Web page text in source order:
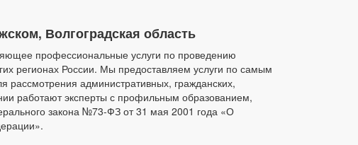
Волгоградская область
профессиональные услуги по проведению
регионах России. Мы предоставляем услуги по самым
рассмотрения административных, гражданских,
работают эксперты с профильным образованием,
закона №73-ФЗ от 31 мая 2001 года «О